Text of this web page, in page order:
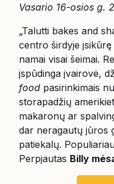
Vasario 16-osios g.
„Talutti bakes and
centro širdyje
namai visai šeimai.
įspūdinga įvairovė,
food pasirinkimais
storapadžių
makaronų ar
dar neragautų jūros
patiekalų.
Perpjautas Billy